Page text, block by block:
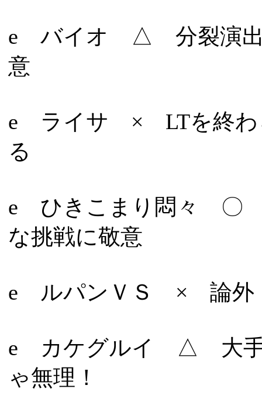
e バイオ △ 分裂演出
意
e ライサ × LTを終わ
る
e ひきこまり悶々 〇
な挑戦に敬意
e ルパンＶＳ × 論外
e カケグルイ △ 大手
ゃ無理！